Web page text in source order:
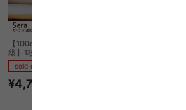
【100cm×178cm】Sera カーテン【遮光2
級】1枚入り
sold out
¥4,700
【